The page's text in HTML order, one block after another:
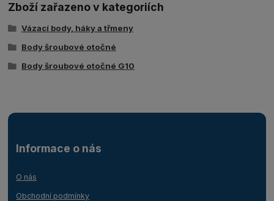
Zboží zařazeno v kategoriích
Vázací body, háky a třmeny
Body šroubové otočné
Body šroubové otočné G10
Informace o nás
O nás
Obchodní podmínky